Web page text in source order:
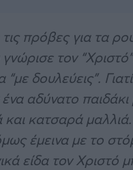
πρόβες για τα
γνώρισε τον
δουλεύεις”.
αδύνατο παιδάκι
και κατσαρά
έμεινα με το
είδα τον Χριστό